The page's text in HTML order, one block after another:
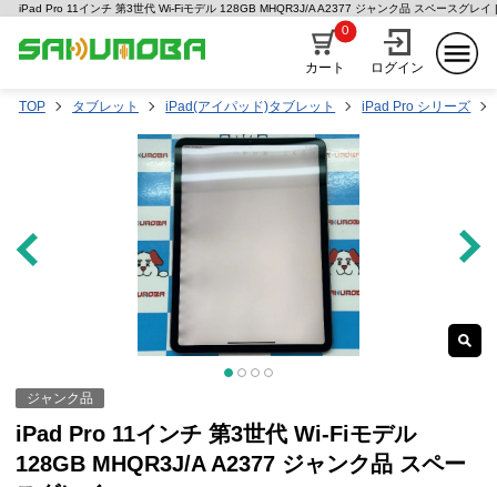
iPad Pro 11インチ 第3世代 Wi-Fiモデル 128GB MHQR3J/A A2377 ジャンク品 スペースグレイ
カート
0
ログイン
TOP タブレット iPad(アイパッド)タブレット iPad Pro シリーズ
ジャンク品
iPad Pro 11インチ 第3世代 Wi-Fiモデル
128GB MHQR3J/A A2377 ジャンク品 スペー